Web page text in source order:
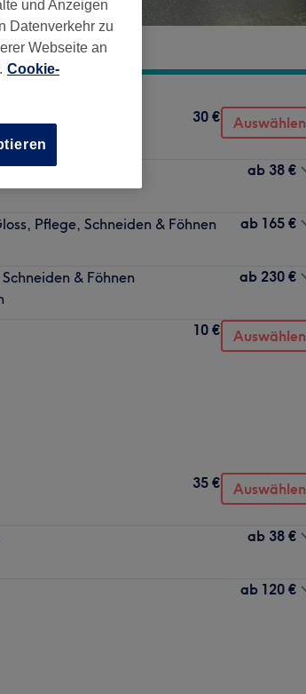
30 € Auswählen
ab 38 €
Pflege, Schneiden & Föhnen
ab 165 €
& Föhnen
ab 230 €
10 € Auswählen
35 € Auswählen
ab 38 €
ab 120 €
und Anzeigen
Datenverkehr zu
Webseite an
Cookie-